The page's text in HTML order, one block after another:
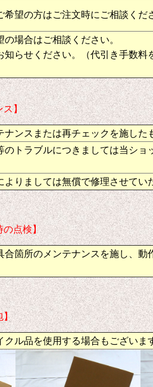
望の方はご注文時にご相談くだ
の場合はご相談ください。
らせください。（代引き手数料
ス】
ナンスまたは再チェックを施し
のトラブルにつきましては当ショ
よりましては無償で修理させてい
の点検】
合箇所のメンテナンスを施し、動
】
ル品を使用する場合もございま